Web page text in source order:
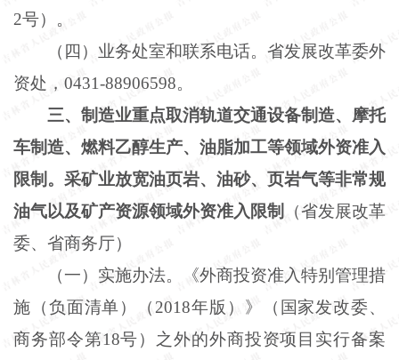
2号）。
（四）业务处室和联系电话。省发展改革委外
资处， 0431-88906598。
三、制造业重点取消轨道交通设备制造、摩托
车制造、燃料乙醇生产、油脂加工等领域外资准入
限制。采矿业放宽油页岩、油砂、页岩气等非常规
油气以及矿产资源领域外资准入限制
（省发展改革
委、省商务厅）
（一）实施办法。《外商投资准入特别管理措
施（负面清单）（ 2018年版）》（国家发改委、
商务部令第18号）之外的外商投资项目实行备案